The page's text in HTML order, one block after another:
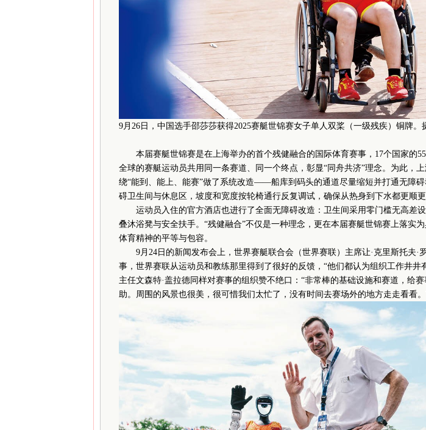
9月26日，中国选手邵莎莎获得2025赛艇世锦赛女子单人双桨（一级残疾）铜牌。
本届赛艇世锦赛是在上海举办的首个残健融合的国际体育赛事，17个国家的55
全球的赛艇运动员共用同一条赛道、同一个终点，彰显“同舟共济”理念。为此，
绕“能到、能上、能赛”做了系统改造——船库到码头的通道尽量缩短并打通无障
碍卫生间与休息区，坡度和宽度按轮椅通行反复调试，确保从热身到下水都更顺更
运动员入住的官方酒店也进行了全面无障碍改造：卫生间采用零门槛无高差
叠沐浴凳与安全扶手。“残健融合”不仅是一种理念，更在本届赛艇世锦赛上落实
体育精神的平等与包容。
9月24日的新闻发布会上，世界赛艇联合会（世界赛联）主席让·克里斯托夫·
事，世界赛联从运动员和教练那里得到了很好的反馈，“他们都认为组织工作井井
主任文森特·盖拉德同样对赛事的组织赞不绝口：“非常棒的基础设施和赛道，给
助。周围的风景也很美，很可惜我们太忙了，没有时间去赛场外的地方走走看看。